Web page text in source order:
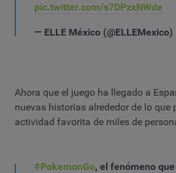
pic.twitter.com/s7DPzxNWde
— ELLE México (@ELLEMexico)
Ahora que el juego ha llegado a
nuevas historias alrededor de lo que
actividad favorita de miles de
#PokemonGo, el fenómeno